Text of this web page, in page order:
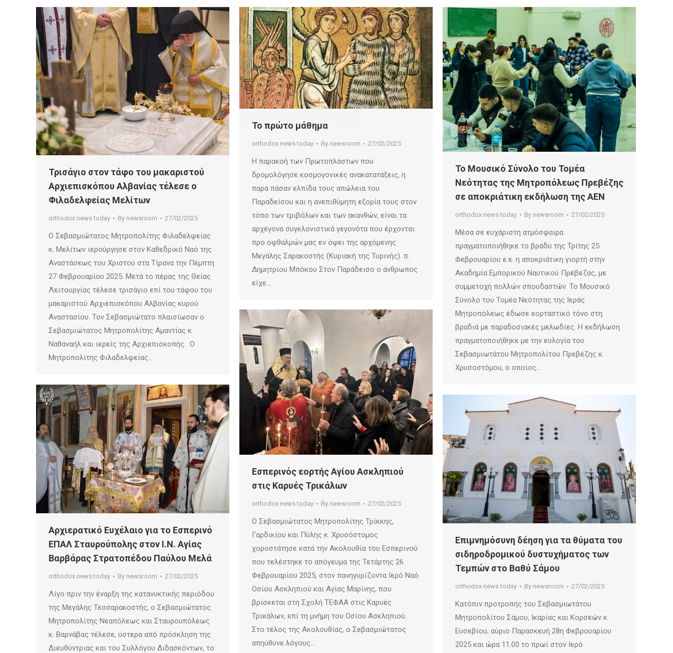
Τρισάγιο στον τάφο του μακαριστού
Αρχιεπισκόπου Αλβανίας τέλεσε ο
Φιλαδελφείας Μελίτων
orthodox news today By newsroom 27/02/2025
Ο Σεβασμιώτατος Μητροπολίτης Φιλαδελφείας
κ. Μελίτων ιερούργησε στον Καθεδρικό Ναό της
Αναστάσεως του Χριστού στα Τίρανα την Πέμπτη
27 Φεβρουαρίου 2025. Μετά το πέρας της Θείας
Λειτουργίας τέλεσε τρισάγιο επί του τάφου του
μακαριστού Αρχιεπισκόπου Αλβανίας κυρού
Αναστασίου. Τον Σεβασμιώτατο πλαισίωσαν ο
Σεβασμιώτατος Μητροπολίτης Αμαντίας κ.
Ναθαναήλ και ιερείς της Αρχιεπισκοπής. Ο
Μητροπολίτης Φιλαδελφείας…
Το πρώτο μάθημα
orthodox news today By newsroom 27/02/2025
Η παρακοή των Πρωτοπλάστων που
δρομολόγησε κοσμογονικές ανακατατάξεις, η
παρά πάσαν ελπίδα τους απώλεια του
Παραδείσου και η ανεπιθύμητη εξορία τους στον
τόπο των τριβόλων και των ακανθών, είναι τα
αρχέγονα συγκλονιστικά γεγονότα που έρχονται
προ οφθαλμών μας εν όψει της αρχόμενης
Μεγάλης Σαρακοστής (Κυριακή της Τυρινής). π.
Δημητρίου Μπόκου Στον Παράδεισο ο άνθρωπος
είχε…
Το Μουσικό Σύνολο του Τομέα
Νεότητας της Μητροπόλεως Πρεβέζης
σε αποκριάτικη εκδήλωση της ΑΕΝ
orthodox news today By newsroom 27/02/2025
Μέσα σε ευχάριστη ατμόσφαιρα
πραγματοποιήθηκε το βράδυ της Τρίτης 25
Φεβρουαρίου ε.ε. η αποκριάτικη γιορτή στην
Ακαδημία Εμπορικού Ναυτικού Πρέβεζας, με
συμμετοχή πολλών σπουδαστών. Το Μουσικό
Σύνολο του Τομέα Νεότητας της Ιεράς
Μητροπόλεως έδωσε εορταστικό τόνο στη
βραδιά με παραδοσιακές μελωδίες. Η εκδήλωση
πραγματοποιήθηκε με την ευλογία του
Σεβασμιωτάτου Μητροπολίτου Πρεβέζης κ.
Χρυσοστόμου, ο οποίος…
Εσπερινός εορτής Αγίου Ασκληπιού
στις Καρυές Τρικάλων
orthodox news today By newsroom 27/02/2025
Ο Σεβασμιώτατος Μητροπολίτης Τρίκκης,
Γαρδικίου και Πύλης κ. Χρυσόστομος
χοροστάτησε κατά την Ακολουθία του Εσπερινού
που τελέστηκε το απόγευμα της Τετάρτης 26
Φεβρουαρίου 2025, στον πανηγυρίζοντα Ιερό Ναό
Οσίου Ασκληπιού και Αγίας Μαρίνης, που
βρίσκεται στη Σχολή ΤΕΦΑΑ στις Καρυές
Τρικάλων, επί τη μνήμη του Οσίου Ασκληπιού.
Στο τέλος της Ακολουθίας, ο Σεβασμιώτατος
απηύθυνε λόγους…
Αρχιερατικό Ευχέλαιο για το Εσπερινό
ΕΠΑΛ Σταυρούπολης στον Ι.Ν. Αγίας
Βαρβάρας Στρατοπέδου Παύλου Μελά
orthodox news today By newsroom 27/02/2025
Λίγο πριν την έναρξη της κατανυκτικής περιόδου
της Μεγάλης Τεσσαρακοστής, ο Σεβασμιώτατος
Μητροπολίτης Νεαπόλεως και Σταυρουπόλεως
κ. Βαρνάβας τέλεσε, ύστερα από πρόσκληση της
Διευθύντριας και του Συλλόγου Διδασκόντων, το
Επιμνημόσυνη δέηση για τα θύματα του
σιδηροδρομικού δυστυχήματος των
Τεμπών στο Βαθύ Σάμου
orthodox news today By newsroom 27/02/2025
Κατόπιν προτροπής του Σεβασμιωτάτου
Μητροπολίτου Σάμου, Ικαρίας και Κορσεών κ.
Ευσεβίου, αύριο Παρασκευή 28η Φεβρουαρίου
2025 και ώρα 11.00 το πρωί στον Ιερό